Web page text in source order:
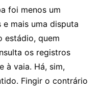
foi menos um
mais uma disputa
estádio, quem
os registros
à vaia. Há, sim,
Fingir o contrário